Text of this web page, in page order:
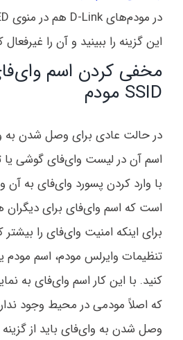
این گزینه را ببینید و آن را غیرفعال
مخفی کردن اسم
SSID مودم
در حالت عادی برای وصل شدن به
اسم آن در لیست وای‌فای‌ گوشی یا
با وارد کردن پسورد وای‌فای به
است که اسم وای‌فای برای
برای اینکه امنیت وای‌فای را بیشتر
کنید. با این کار اسم وای‌فای به
که اصلاً مودمی در محیط وجود